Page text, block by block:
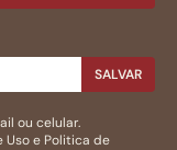
SALVAR
ou celular.
Usoe Politica de